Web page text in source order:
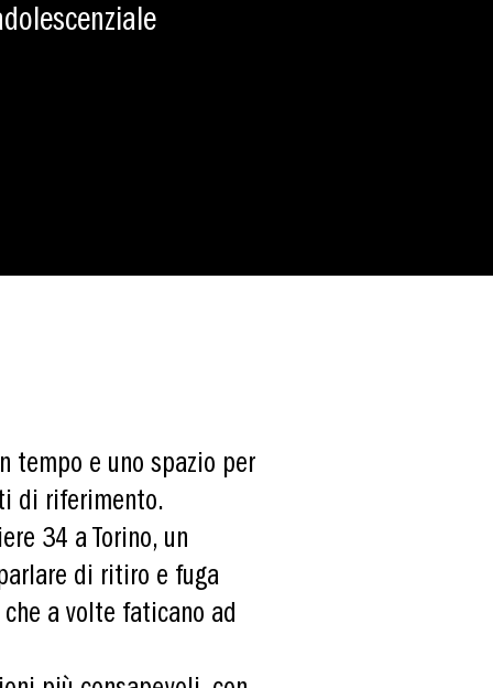
tempo e uno spazio per
di riferimento.
34 a Torino, un
di ritiro e fuga
a volte faticano ad